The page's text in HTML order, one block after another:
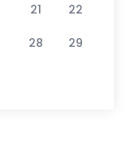
21 22
28 29